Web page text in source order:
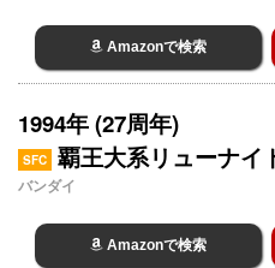
Amazonで検索
1994年 (27周年)
SFC 覇王大系リューナイ
バンダイ
Amazonで検索